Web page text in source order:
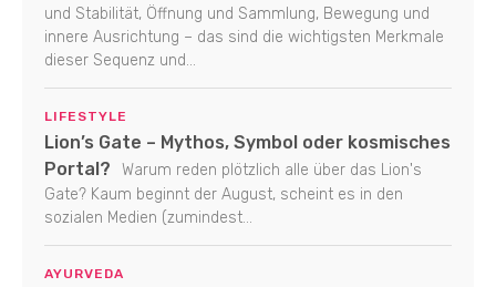
und Stabilität, Öffnung und Sammlung, Bewegung und
innere Ausrichtung – das sind die wichtigsten Merkmale
dieser Sequenz und...
LIFESTYLE
Lion’s Gate – Mythos, Symbol oder kosmisches
Portal?
Warum reden plötzlich alle über das Lion's
Gate? Kaum beginnt der August, scheint es in den
sozialen Medien (zumindest...
AYURVEDA